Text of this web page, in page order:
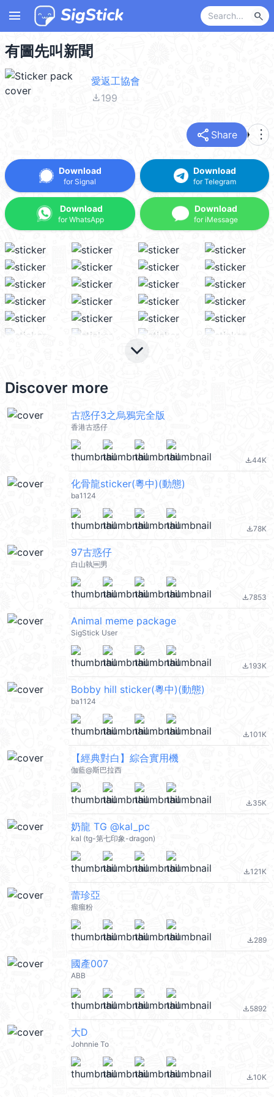
menu search
有圖先叫新聞
愛返工協會
file_download199
share Share more_vert
Download
for Signal
Download
for WhatsApp
Download
for Telegram
Download
for iMessage
keyboard_arrow_down
Discover more
古惑仔3之烏鴉完全版
香港古惑仔
file_download44K
化骨龍sticker(粵中)(動態)
ba1124
file_download78K
97古惑仔
白山執￼男
file_download7853
Animal meme package
SigStick User
file_download193K
Bobby hill sticker(粵中)(動態)
ba1124
file_download101K
【經典對白】綜合實用機
伽藍@斯巴拉西
file_download35K
奶龍 TG @kal_pc
kal (tg-第七印象-dragon)
file_download121K
蕾珍亞
瘤瘤粉
file_download289
國產007
ABB
file_download5892
大D
Johnnie To
file_download10K